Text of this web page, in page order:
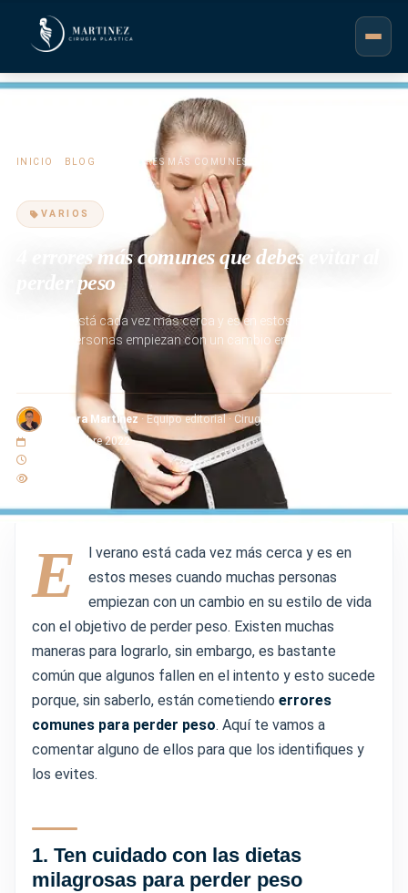
INICIO BLOG
/ 4 ERRORES MÁS COMUNES QUE DEBES EVITAR AL
VARIOS
4 errores más comunes que debes evitar al
perder peso
El verano está cada vez más cerca y es en estos meses cuando
muchas personas empiezan con un cambio en su estilo de vida
Doctora Martinez · Equipo editorial · Cirugía Plástica Martínez
14 septiembre 2022
E
l verano está cada vez más cerca y es en
estos meses cuando muchas personas
empiezan con un cambio en su estilo de vida
con el objetivo de perder peso. Existen muchas
maneras para lograrlo, sin embargo, es bastante
común que algunos fallen en el intento y esto sucede
porque, sin saberlo, están cometiendo errores
comunes para perder peso. Aquí te vamos a
comentar alguno de ellos para que los identifiques y
los evites.
1. Ten cuidado con las dietas
milagrosas para perder peso